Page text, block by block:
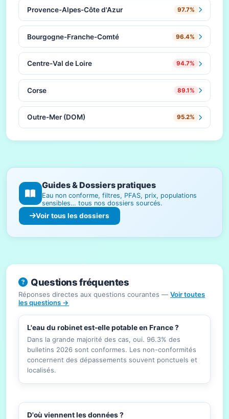
Provence-Alpes-Côte d'Azur 97.7%
Bourgogne-Franche-Comté 96.4%
Centre-Val de Loire 94.7%
Corse 89.1%
Outre-Mer (DOM) 95.2%
Guides & Dossiers pratiques
Eau non conforme, filtres, PFAS, prix, populations
sensibles… tous nos dossiers sourcés.
Voir tous les dossiers
Questions fréquentes
Réponses directes aux questions courantes — Voir toutes
les questions →
L'eau du robinet est-elle potable en France ?
Dans la grande majorité des cas, oui. 96.3% des
bulletins 2026 sont conformes. Les non-conformités
concernent des dépassements souvent ponctuels et
localisés.
D'où viennent les données ?